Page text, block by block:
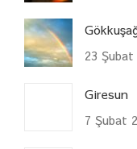
23 Şubat
Giresun
7 Şubat